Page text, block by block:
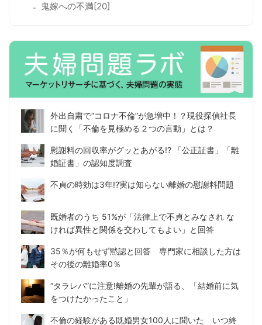
鬼嫁への不満[20]
外出自粛で“コロナ不倫”が急増中！？現役探偵社長
に聞く「不倫を見極める２つの言動」とは？
慰謝料の回収率がグッとあがる!? 「公正証書」「離
婚証書」の認知度調査
不貞の時効は3年!?実は知らない離婚の慰謝料問題
既婚者のうち 51%が「法律上で不貞とみなされ な
ければ異性と関係を交わしてもよい」と回答
35％が何もせず黙認と回答 専門家に相談した方は
その後の離婚率0％
“タラレバ”に注意!離婚の先輩が語る、「結婚前に気
をつけたかったこと」
不倫の経験がある既婚男女100人に聞いた いつ終